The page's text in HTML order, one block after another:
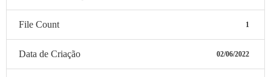
File Count 1
Data de Criação 02/06/2022